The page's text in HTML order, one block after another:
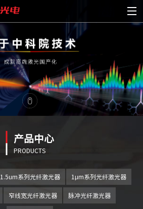
产品中心
PRODUCTS
1.5um系列光纤激光器 1μm系列光纤激光器
窄线宽光纤激光器 脉冲光纤激光器